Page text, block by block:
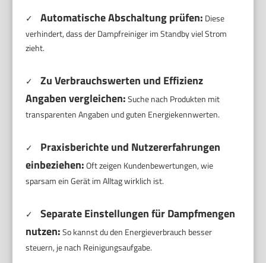
✓ Automatische Abschaltung prüfen: Diese
verhindert, dass der Dampfreiniger im Standby viel Strom
zieht.
✓
Zu Verbrauchswerten und Effizienz
Angaben vergleichen:Suche nach Produkten mit
transparenten Angaben und guten Energiekennwerten.
✓
Praxisberichte und Nutzererfahrungen
einbeziehen:Oft zeigen Kundenbewertungen, wie
sparsam ein Gerät im Alltag wirklich ist.
✓
Separate Einstellungen für Dampfmengen
nutzen:So kannst du den Energieverbrauch besser
steuern, je nach Reinigungsaufgabe.